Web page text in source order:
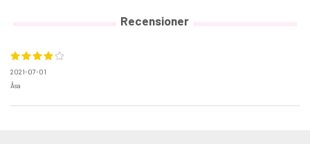
Recensioner
2021-07-01
Åsa